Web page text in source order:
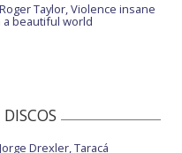
Roger Taylor, Violence insane
a beautiful world
Jorge Drexler, Taracá